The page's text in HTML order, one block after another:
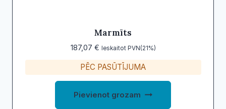
Marmīts
187,07 € Ieskaitot PVN(21%)
PĒC PASŪTĪJUMA
Pievienot grozam